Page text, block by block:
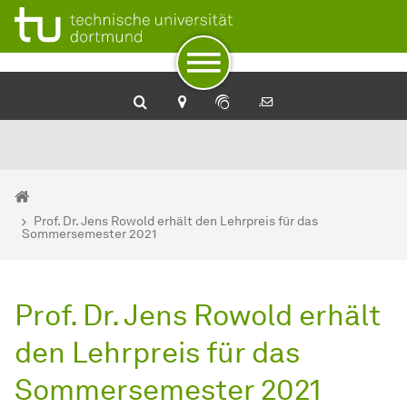
Zum Navigationspfad
Zur Navigation
Zum Schnellzugriff
Zum Fuß der Seite mit weiteren Services
Zum Inhalt
Zur Startseite
Sie sind hier:
Startseite
Prof. Dr. Jens Rowold erhält den Lehrpreis für das
Sommersemester 2021
Prof. Dr. Jens Rowold erhält
den Lehrpreis für das
Sommersemester 2021